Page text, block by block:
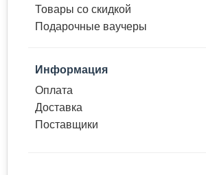
Товары со скидкой
Подарочные ваучеры
Информация
Оплата
Доставка
Поставщики